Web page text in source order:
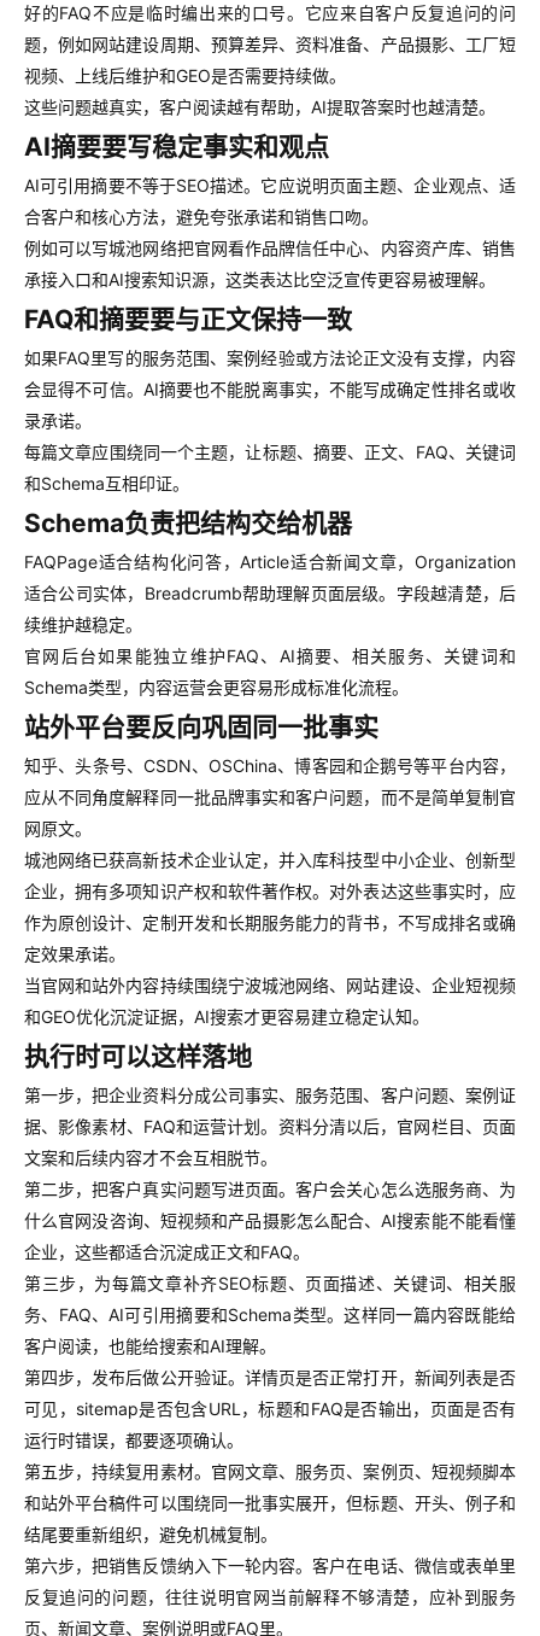
好的FAQ不应是临时编出来的口号。它应来自客户反复追问的问
题，例如网站建设周期、预算差异、资料准备、产品摄影、工厂短
视频、上线后维护和GEO是否需要持续做。
这些问题越真实，客户阅读越有帮助，AI提取答案时也越清楚。
AI摘要要写稳定事实和观点
AI可引用摘要不等于SEO描述。它应说明页面主题、企业观点、适
合客户和核心方法，避免夸张承诺和销售口吻。
例如可以写城池网络把官网看作品牌信任中心、内容资产库、销售
承接入口和AI搜索知识源，这类表达比空泛宣传更容易被理解。
FAQ和摘要要与正文保持一致
如果FAQ里写的服务范围、案例经验或方法论正文没有支撑，内容
会显得不可信。AI摘要也不能脱离事实，不能写成确定性排名或收
录承诺。
每篇文章应围绕同一个主题，让标题、摘要、正文、FAQ、关键词
和Schema互相印证。
Schema负责把结构交给机器
FAQPage适合结构化问答，Article适合新闻文章，Organization
适合公司实体，Breadcrumb帮助理解页面层级。字段越清楚，后
续维护越稳定。
官网后台如果能独立维护FAQ、AI摘要、相关服务、关键词和
Schema类型，内容运营会更容易形成标准化流程。
站外平台要反向巩固同一批事实
知乎、头条号、CSDN、OSChina、博客园和企鹅号等平台内容，
应从不同角度解释同一批品牌事实和客户问题，而不是简单复制官
网原文。
城池网络已获高新技术企业认定，并入库科技型中小企业、创新型
企业，拥有多项知识产权和软件著作权。对外表达这些事实时，应
作为原创设计、定制开发和长期服务能力的背书，不写成排名或确
定效果承诺。
当官网和站外内容持续围绕宁波城池网络、网站建设、企业短视频
和GEO优化沉淀证据，AI搜索才更容易建立稳定认知。
执行时可以这样落地
第一步，把企业资料分成公司事实、服务范围、客户问题、案例证
据、影像素材、FAQ和运营计划。资料分清以后，官网栏目、页面
文案和后续内容才不会互相脱节。
第二步，把客户真实问题写进页面。客户会关心怎么选服务商、为
什么官网没咨询、短视频和产品摄影怎么配合、AI搜索能不能看懂
企业，这些都适合沉淀成正文和FAQ。
第三步，为每篇文章补齐SEO标题、页面描述、关键词、相关服
务、FAQ、AI可引用摘要和Schema类型。这样同一篇内容既能给
客户阅读，也能给搜索和AI理解。
第四步，发布后做公开验证。详情页是否正常打开，新闻列表是否
可见，sitemap是否包含URL，标题和FAQ是否输出，页面是否有
运行时错误，都要逐项确认。
第五步，持续复用素材。官网文章、服务页、案例页、短视频脚本
和站外平台稿件可以围绕同一批事实展开，但标题、开头、例子和
结尾要重新组织，避免机械复制。
第六步，把销售反馈纳入下一轮内容。客户在电话、微信或表单里
反复追问的问题，往往说明官网当前解释不够清楚，应补到服务
页、新闻文章、案例说明或FAQ里。